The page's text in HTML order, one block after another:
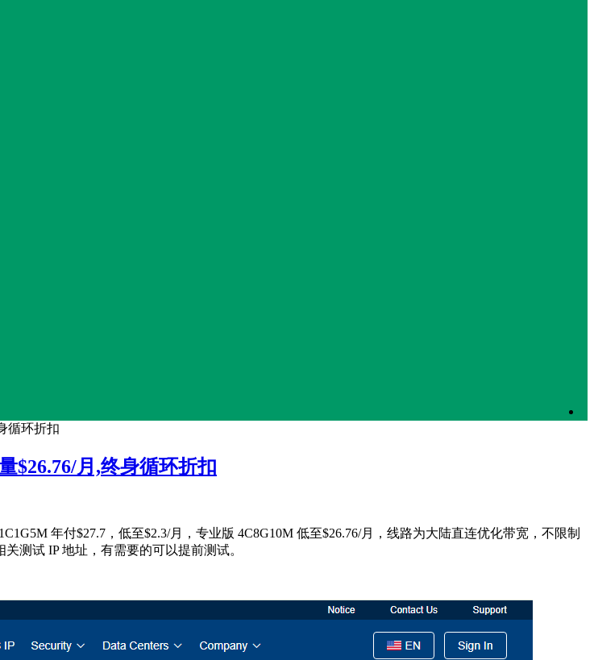
循环折扣
$26.76/月,终身循环折扣
年付$27.7，低至$2.3/月，专业版 4C8G10M 低至$26.76/月，线路为大陆直连优化带宽，不限制
测试 IP 地址，有需要的可以提前测试。